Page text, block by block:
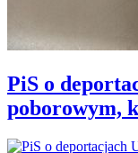
PiS o
poborowym,